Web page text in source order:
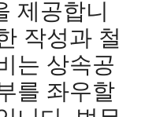
제공합니
작성과 철
는 상속공
를 좌우할